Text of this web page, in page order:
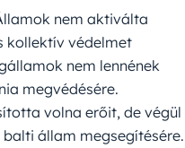
nem aktiválta
kollektív védelmet
nem lennének
megvédésére.
volna erőit, de végül
állam megsegítésére.